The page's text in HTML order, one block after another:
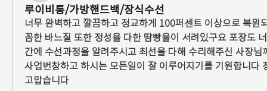
루이비통/가방핸드백/장식수선
너무 완벽하고 깔끔하고 정교하게 100퍼센트 이상으로 복원
꼼한 바느질 또한 정성을 다한 땀빵울이 서려있구요 포장도
간에 수선과정을 알려주시고 최선을 다해 수리해주신 사장
사업번창하고 하시는 모든일이 잘 이루어지기를 기원합니다
고맙습니다